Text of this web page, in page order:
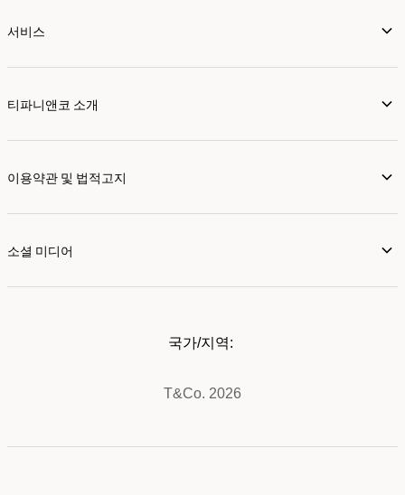
서비스
티파니앤코 소개
이용약관 및 법적고지
소셜 미디어
T&Co. 2026
국가/지역: